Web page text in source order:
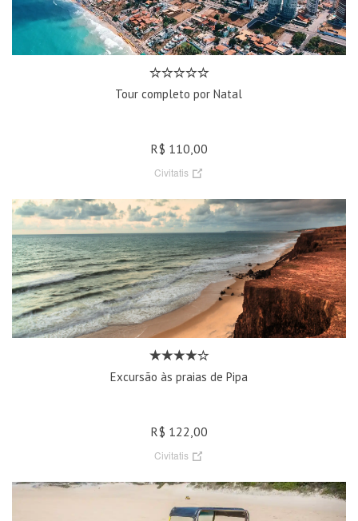
Tour completo por Natal
R$ 110,00
Civitatis
Excursão às praias de Pipa
R$ 122,00
Civitatis